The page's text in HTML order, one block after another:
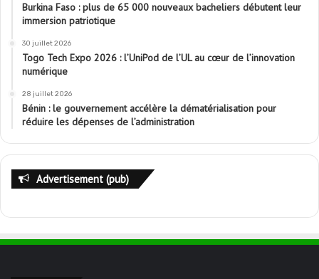
Burkina Faso : plus de 65 000 nouveaux bacheliers débutent leur
immersion patriotique
30 juillet 2026
Togo Tech Expo 2026 : l’UniPod de l’UL au cœur de l’innovation
numérique
28 juillet 2026
Bénin : le gouvernement accélère la dématérialisation pour
réduire les dépenses de l’administration
Advertisement (pub)